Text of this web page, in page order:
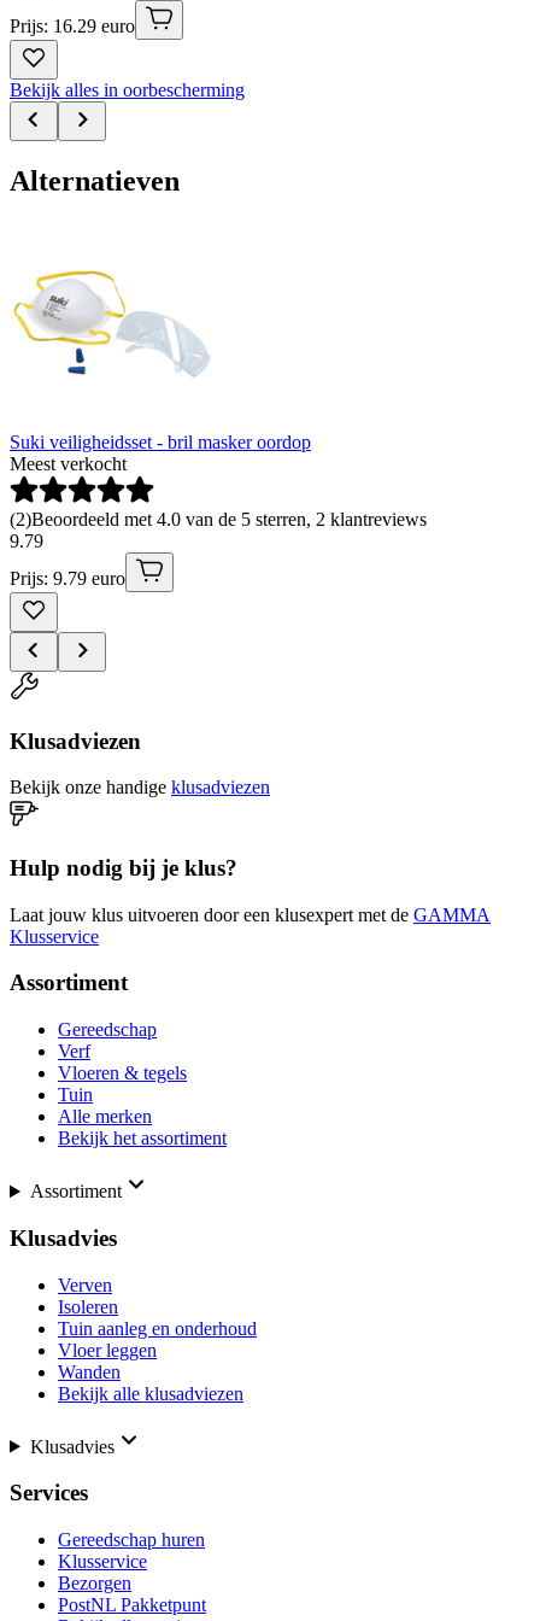
Prijs: 16.29 euro
Bekijk alles in oorbescherming
Alternatieven
Suki veiligheidsset - bril masker oordop
Meest verkocht
(2)Beoordeeld met 4.0 van de 5 sterren, 2 klantreviews
9.79
Prijs: 9.79 euro
Klusadviezen
Bekijk onze handige klusadviezen
Hulp nodig bij je klus?
Laat jouw klus uitvoeren door een klusexpert met de GAMMA
Klusservice
Assortiment
Gereedschap
Verf
Vloeren & tegels
Tuin
Alle merken
Bekijk het assortiment
Assortiment
Klusadvies
Verven
Isoleren
Tuin aanleg en onderhoud
Vloer leggen
Wanden
Bekijk alle klusadviezen
Klusadvies
Services
Gereedschap huren
Klusservice
Bezorgen
PostNL Pakketpunt